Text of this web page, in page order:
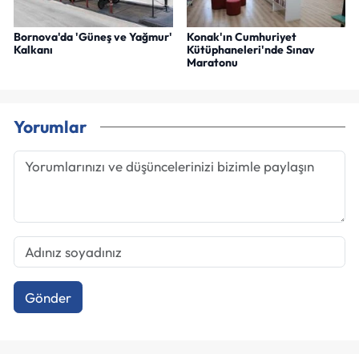
Bornova'da 'Güneş ve Yağmur'
Kalkanı
Konak'ın Cumhuriyet
Kütüphaneleri'nde Sınav
Maratonu
Yorumlar
Gönder